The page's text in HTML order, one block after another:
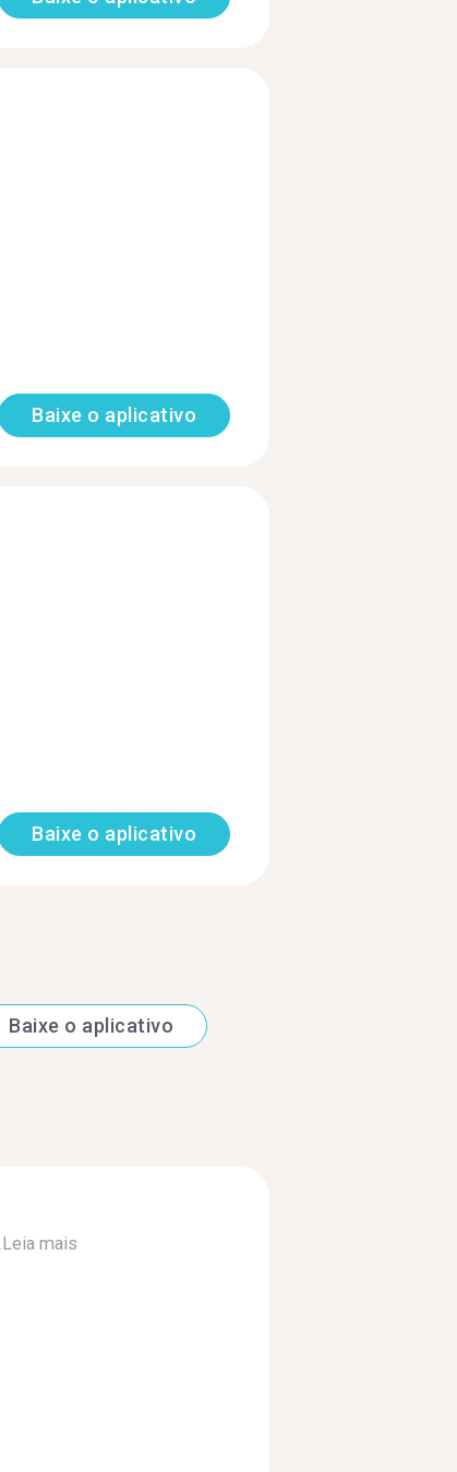
Baixe o aplicativo
Baixe o aplicativo
Baixe o aplicativo
Leia mais